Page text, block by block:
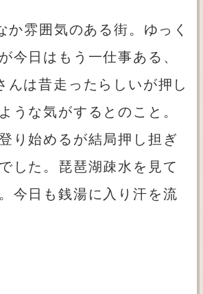
か雰囲気のある街。ゆっく
今日はもう一仕事ある、
んは昔走ったらしいが押し
うな気がするとのこと。
り始めるが結局押し担ぎ
した。琵琶湖疎水を見て
今日も銭湯に入り汗を流